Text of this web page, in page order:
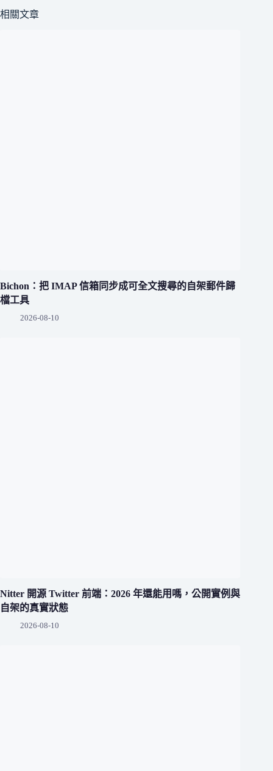
相關文章
Bichon：把 IMAP 信箱同步成可全文搜尋的自架郵件歸
檔工具
2026-08-10
Nitter 開源 Twitter 前端：2026 年還能用嗎，公開實例與
自架的真實狀態
2026-08-10